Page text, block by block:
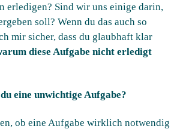
erledigen? Sind wir uns einige darin,
soll? Wenn du das auch so
mir sicher, dass du glaubhaft klar
diese Aufgabe nicht erledigt
eine unwichtige Aufgabe?
ob eine Aufgabe wirklich notwendig